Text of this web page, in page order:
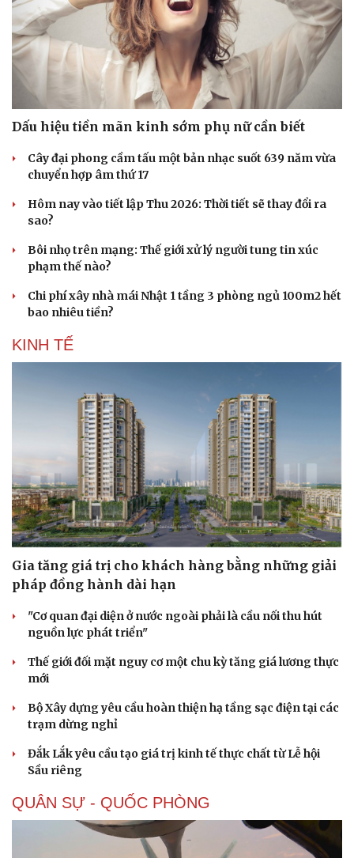
Dấu hiệu tiền mãn kinh sớm phụ nữ cần biết
Cây đại phong cầm tấu một bản nhạc suốt 639 năm vừa
chuyển hợp âm thứ 17
Hôm nay vào tiết lập Thu 2026: Thời tiết sẽ thay đổi ra
sao?
Bôi nhọ trên mạng: Thế giới xử lý người tung tin xúc
phạm thế nào?
Chi phí xây nhà mái Nhật 1 tầng 3 phòng ngủ 100m2 hết
bao nhiêu tiền?
KINH TẾ
Gia tăng giá trị cho khách hàng bằng những giải
pháp đồng hành dài hạn
"Cơ quan đại diện ở nước ngoài phải là cầu nối thu hút
nguồn lực phát triển"
Thế giới đối mặt nguy cơ một chu kỳ tăng giá lương thực
mới
Bộ Xây dựng yêu cầu hoàn thiện hạ tầng sạc điện tại các
trạm dừng nghỉ
Đắk Lắk yêu cầu tạo giá trị kinh tế thực chất từ Lễ hội
Sầu riêng
QUÂN SỰ - QUỐC PHÒNG